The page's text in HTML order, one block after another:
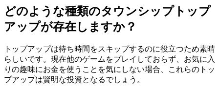
どのような種類のタウンシップトップ
アップが存在しますか？
トップアップは待ち時間をスキップするのに役立つため素晴
らしいです。現在他のゲームをプレイしておらず、お気に入
りの趣味にお金を使うことを気にしない場合、これらのトッ
プアップは賢明な投資となるでしょう。